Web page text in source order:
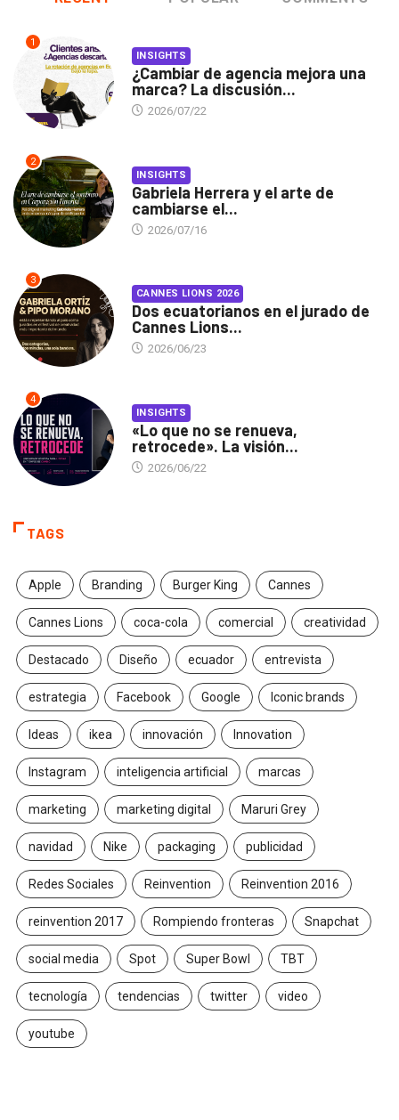
1
INSIGHTS
¿Cambiar de agencia mejora una
marca? La discusión...
2026/07/22
2
INSIGHTS
Gabriela Herrera y el arte de
cambiarse el...
2026/07/16
3
CANNES LIONS 2026
Dos ecuatorianos en el jurado de
Cannes Lions...
2026/06/23
4
INSIGHTS
«Lo que no se renueva,
retrocede». La visión...
2026/06/22
TAGS
Apple Branding Burger King Cannes
Cannes Lions coca-cola comercial creatividad
Destacado Diseño ecuador entrevista
estrategia Facebook Google Iconic brands
Ideas ikea innovación Innovation
Instagram inteligencia artificial marcas
marketing marketing digital Maruri Grey
navidad Nike packaging publicidad
Redes Sociales Reinvention Reinvention 2016
reinvention 2017 Rompiendo fronteras Snapchat
social media Spot Super Bowl TBT
tecnología tendencias twitter video
youtube